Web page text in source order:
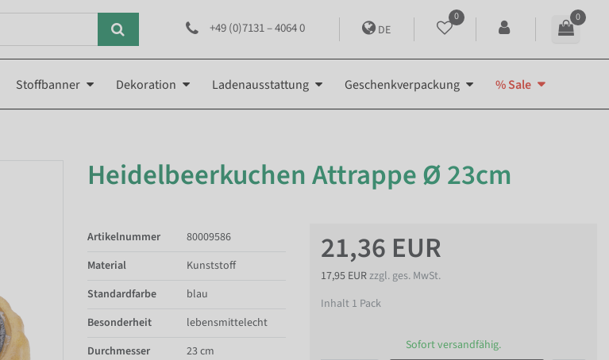
+49 (0)7131 – 4064 0 DE
0 0
Stoffbanner Dekoration Ladenausstattung Geschenkverpackung % Sale
Heidelbeerkuchen Attrappe Ø 23cm
21,36 EUR
17,95 EURzzgl. ges. MwSt.
Inhalt 1 Pack
Sofort versandfähig.
Artikelnummer
80009586
Material
Kunststoff
Standardfarbe
blau
Besonderheit
lebensmittelecht
Durchmesser
23 cm